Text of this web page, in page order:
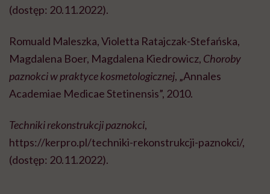
(dostęp: 20.11.2022).
Romuald Maleszka, Violetta Ratajczak-Stefańska,
Magdalena Boer, Magdalena Kiedrowicz, Choroby
paznokci w praktyce kosmetologicznej, „Annales
Academiae Medicae Stetinensis”, 2010.
Techniki rekonstrukcji paznokci,
https://kerpro.pl/techniki-rekonstrukcji-paznokci/,
(dostęp: 20.11.2022).